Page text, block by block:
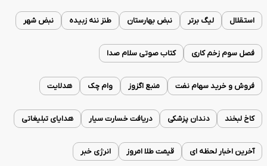
استقلال لیگ برتر نبض بهارستان طنز ننه زبیده نبض شهر
فصل سوم زخم کاری کتاب صوتی سلام صدا
فروش و خرید سهام نفت منبع اگزوز وام چک هدلایت
کاخ لبخند دندان پزشکی دریافت خسارت سیار هدایای تبلیغاتی
آخرین اخبار لحظه ای قیمت طلا امروز انرژی خبر